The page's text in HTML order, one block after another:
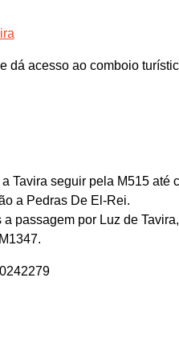
dá acesso ao comboio
Tavira seguir pela M515 até
a Pedras De El-Rei.
passagem por Luz de